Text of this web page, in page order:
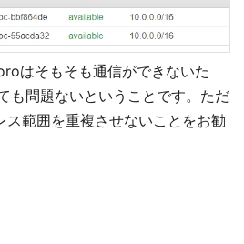
はそもそも通信ができないた
も問題ないということです。ただ
ス範囲を重複させないことをお勧